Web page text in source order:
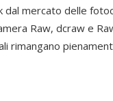
dal mercato delle
Raw, dcraw e
rimangano